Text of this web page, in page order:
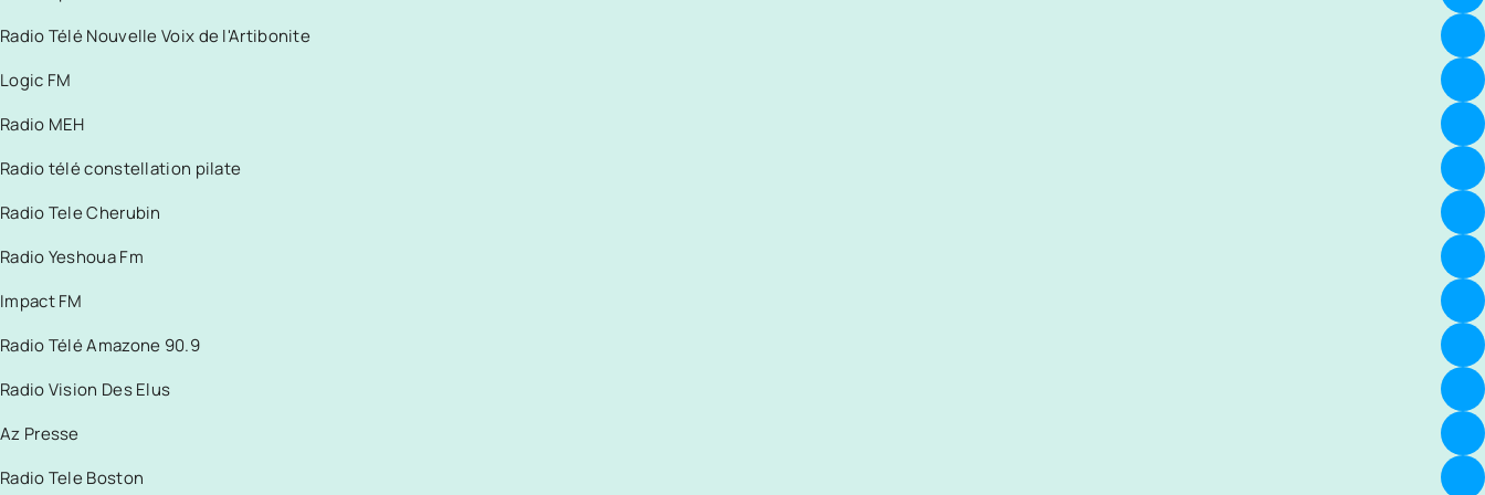
Radio Télé Nouvelle Voix de l'Artibonite
Logic FM
Radio MEH
Radio télé constellation pilate
Radio Tele Cherubin
Radio Yeshoua Fm
Impact FM
Radio Télé Amazone 90.9
Radio Vision Des Elus
Az Presse
Radio Tele Boston